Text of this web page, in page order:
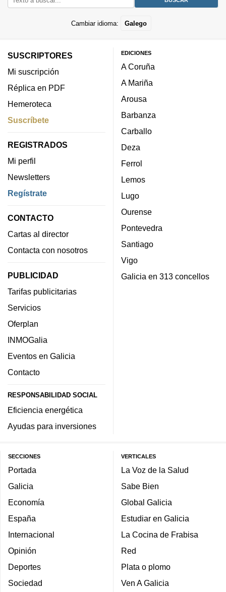
Cambiar idioma: Galego
SUSCRIPTORES
Mi suscripción
Réplica en PDF
Hemeroteca
Suscríbete
REGISTRADOS
Mi perfil
Newsletters
Regístrate
CONTACTO
Cartas al director
Contacta con nosotros
PUBLICIDAD
Tarifas publicitarias
Servicios
Oferplan
INMOGalia
Eventos en Galicia
Contacto
RESPONSABILIDAD SOCIAL
Eficiencia energética
Ayudas para inversiones
EDICIONES
A Coruña
A Mariña
Arousa
Barbanza
Carballo
Deza
Ferrol
Lemos
Lugo
Ourense
Pontevedra
Santiago
Vigo
Galicia en 313 concellos
SECCIONES
Portada
Galicia
Economía
España
Internacional
Opinión
Deportes
Sociedad
VERTICALES
La Voz de la Salud
Sabe Bien
Global Galicia
Estudiar en Galicia
La Cocina de Frabisa
Red
Plata o plomo
Ven A Galicia